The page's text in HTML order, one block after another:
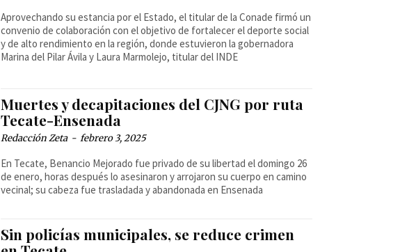
Aprovechando su estancia por el Estado, el titular de la Conade firmó un
convenio de colaboración con el objetivo de fortalecer el deporte social
y de alto rendimiento en la región, donde estuvieron la gobernadora
Marina del Pilar Ávila y Laura Marmolejo, titular del INDE
Muertes y decapitaciones del CJNG por ruta
Tecate-Ensenada
Redacción Zeta - febrero 3, 2025
En Tecate, Benancio Mejorado fue privado de su libertad el domingo 26
de enero, horas después lo asesinaron y arrojaron su cuerpo en camino
vecinal; su cabeza fue trasladada y abandonada en Ensenada
Sin policías municipales, se reduce crimen